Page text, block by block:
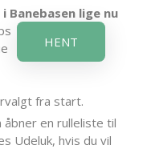
lige nu
HENT
fra start.
en rulleliste til
Udeluk, hvis du vil